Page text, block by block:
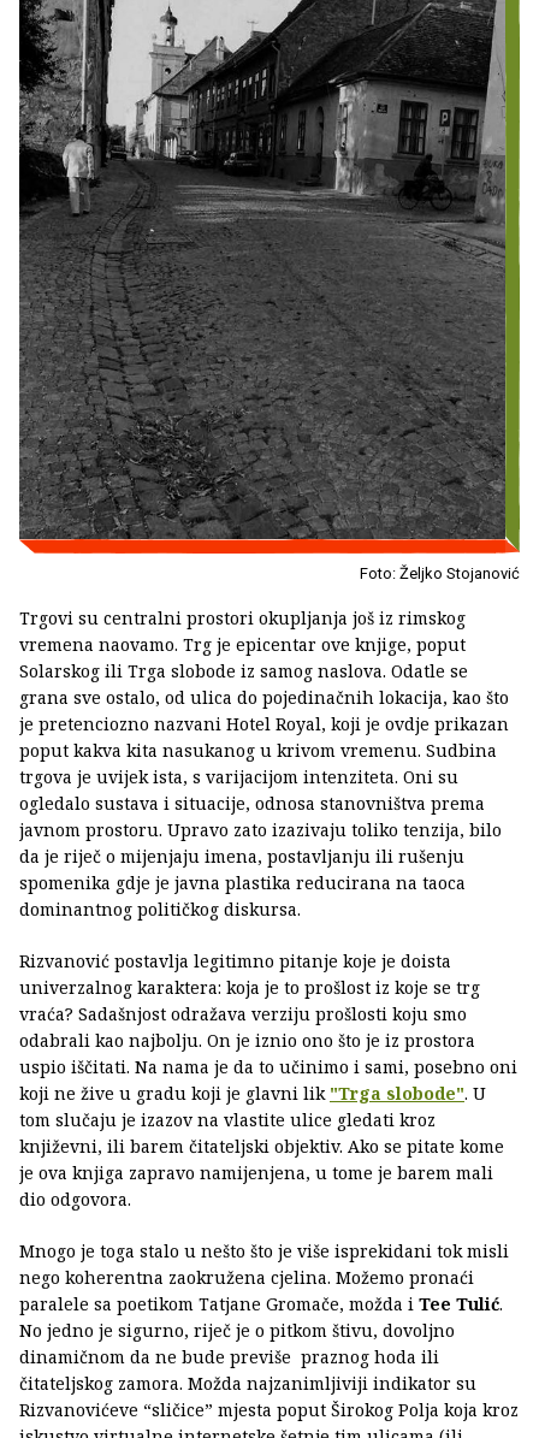
Foto: Željko Stojanović
Trgovi su centralni prostori okupljanja još iz rimskog
vremena naovamo. Trg je epicentar ove knjige, poput
Solarskog ili Trga slobode iz samog naslova. Odatle se
grana sve ostalo, od ulica do pojedinačnih lokacija, kao što
je pretenciozno nazvani Hotel Royal, koji je ovdje prikazan
poput kakva kita nasukanog u krivom vremenu. Sudbina
trgova je uvijek ista, s varijacijom intenziteta. Oni su
ogledalo sustava i situacije, odnosa stanovništva prema
javnom prostoru. Upravo zato izazivaju toliko tenzija, bilo
da je riječ o mijenjaju imena, postavljanju ili rušenju
spomenika gdje je javna plastika reducirana na taoca
dominantnog političkog diskursa.
Rizvanović postavlja legitimno pitanje koje je doista
univerzalnog karaktera: koja je to prošlost iz koje se trg
vraća? Sadašnjost odražava verziju prošlosti koju smo
odabrali kao najbolju. On je iznio ono što je iz prostora
uspio iščitati. Na nama je da to učinimo i sami, posebno oni
koji ne žive u gradu koji je glavni lik "Trga slobode". U
tom slučaju je izazov na vlastite ulice gledati kroz
književni, ili barem čitateljski objektiv. Ako se pitate kome
je ova knjiga zapravo namijenjena, u tome je barem mali
dio odgovora.
Mnogo je toga stalo u nešto što je više isprekidani tok misli
nego koherentna zaokružena cjelina. Možemo pronaći
paralele sa poetikom Tatjane Gromače, možda i Tee Tulić.
No jedno je sigurno, riječ je o pitkom štivu, dovoljno
dinamičnom da ne bude previše praznog hoda ili
čitateljskog zamora. Možda najzanimljiviji indikator su
Rizvanovićeve “sličice” mjesta poput Širokog Polja koja kroz